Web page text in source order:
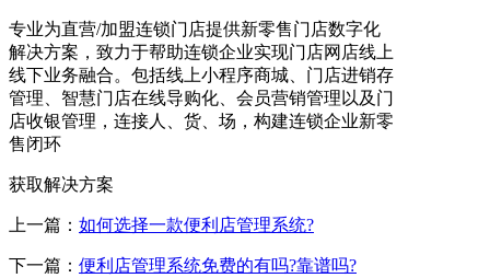
专业为直营/加盟连锁门店提供新零售门店数字化
解决方案，致力于帮助连锁企业实现门店网店线上
线下业务融合。包括线上小程序商城、门店进销存
管理、智慧门店在线导购化、会员营销管理以及门
店收银管理，连接人、货、场，构建连锁企业新零
售闭环
获取解决方案
上一篇： 如何选择一款便利店管理系统?
下一篇： 便利店管理系统免费的有吗?靠谱吗?